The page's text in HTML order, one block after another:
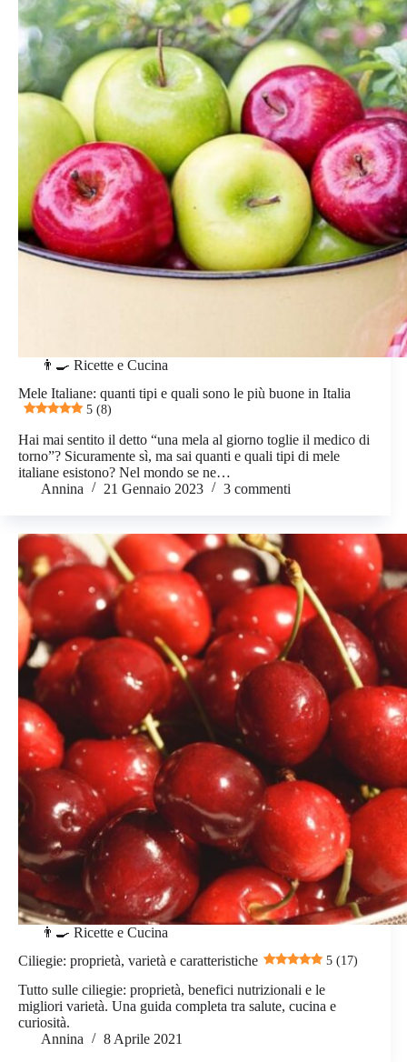
👨‍🍳 Ricette e Cucina
Mele Italiane: quanti tipi e quali sono le più buone in Italia
5 (8)
Hai mai sentito il detto “una mela al giorno toglie il medico di
torno”? Sicuramente sì, ma sai quanti e quali tipi di mele
italiane esistono? Nel mondo se ne…
Annina
21 Gennaio 2023 3 commenti
👨‍🍳 Ricette e Cucina
Ciliegie: proprietà, varietà e caratteristiche
5 (17)
Tutto sulle ciliegie: proprietà, benefici nutrizionali e le
migliori varietà. Una guida completa tra salute, cucina e
curiosità.
Annina
8 Aprile 2021